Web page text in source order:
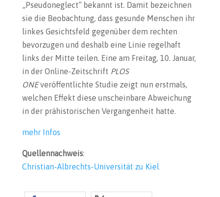
„Pseudoneglect“ bekannt ist. Damit bezeichnen
sie die Beobachtung, dass gesunde Menschen ihr
linkes Gesichtsfeld gegenüber dem rechten
bevorzugen und deshalb eine Linie regelhaft
links der Mitte teilen. Eine am Freitag, 10. Januar,
in der Online-Zeitschrift PLOS
ONEveröffentlichte Studie zeigt nun erstmals,
welchen Effekt diese unscheinbare Abweichung
in der prähistorischen Vergangenheit hatte.
mehr Infos
Quellennachweis:
Christian-Albrechts-Universität zu Kiel